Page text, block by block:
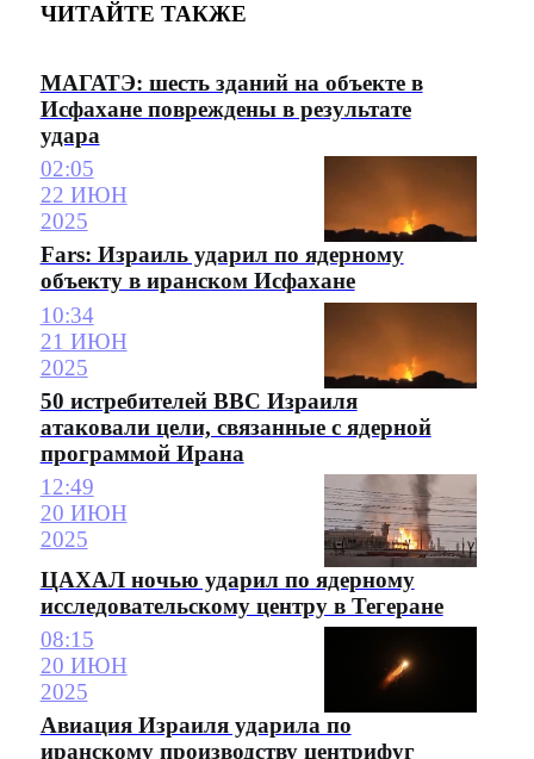
ЧИТАЙТЕ ТАКЖЕ
МАГАТЭ: шесть зданий на объекте в
Исфахане повреждены в результате
удара
02:05
22 ИЮН
2025
Fars: Израиль ударил по ядерному
объекту в иранском Исфахане
10:34
21 ИЮН
2025
50 истребителей ВВС Израиля
атаковали цели, связанные с ядерной
программой Ирана
12:49
20 ИЮН
2025
ЦАХАЛ ночью ударил по ядерному
исследовательскому центру в Тегеране
08:15
20 ИЮН
2025
Авиация Израиля ударила по
иранскому производству центрифуг